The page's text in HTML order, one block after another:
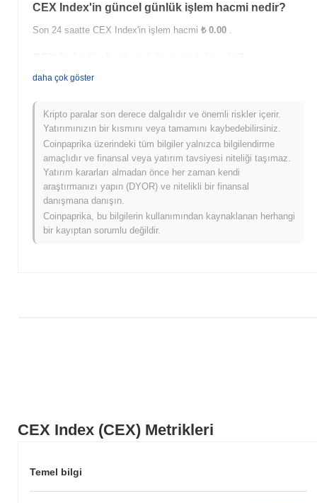
CEX Index (CEX) Metrikleri
Temel bilgi
CEX Index'in güncel günlük işlem hacmi nedir?
Son 24 saatte CEX Index'in işlem hacmi ₺ 0.00 .
Tüm Zamanların En Yüksek Değeri (ATH):
CEX Index şu anda ATH'sinin ~99.98% altında işlem görüyor .
CEX Index, daha geniş kripto piyasasıyla
karşılaştırıldığında nasıl performans gösteriyor?
Son 7 günde CEX Index0.00% kazandı, genel kripto
piyasasından 0.70%düşüş kaydeden daha iyi performans
gösterdi. Bu, daha geniş piyasa momentumuna göre CEX'ün fiyat
hareketinde güçlü performans gösterdiğini belirtir.
daha çok göster
Kripto paralar son derece dalgalıdır ve önemli riskler içerir.
Yatırımınızın bir kısmını veya tamamını kaybedebilirsiniz.
Coinpaprika üzerindeki tüm bilgiler yalnızca bilgilendirme
amaçlıdır ve finansal veya yatırım tavsiyesi niteliği taşımaz.
Yatırım kararları almadan önce her zaman kendi
araştırmanızı yapın (DYOR) ve nitelikli bir finansal
danışmana danışın.
Coinpaprika, bu bilgilerin kullanımından kaynaklanan herhangi
bir kayıptan sorumlu değildir.